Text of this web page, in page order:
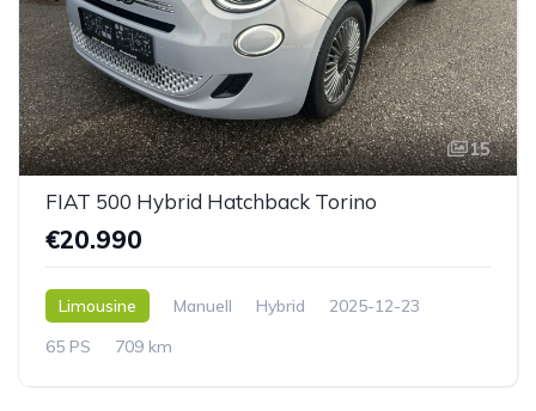
15
FIAT 500 Hybrid Hatchback Torino
€20.990
Limousine Manuell Hybrid
2025-12-23
65 PS
709 km